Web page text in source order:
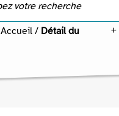
Accueil / Détail du